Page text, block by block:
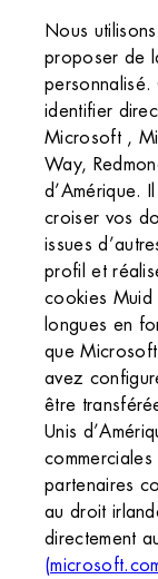
Nous
proposer de
identifier
Microsoft ,
Way,
d’Amérique.
croiser vos
issues
profil et
cookies Muid
longues en
que
avez
être
Unis
partenaires
au droit
directement